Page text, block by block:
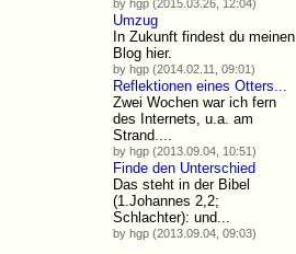
by hgp (2015.03.26, 12:04)
Umzug
In Zukunft findest du meinen
Blog hier.
by hgp (2014.02.11, 09:01)
Reflektionen eines Otters...
Zwei Wochen war ich fern
des Internets, u.a. am
Strand....
by hgp (2013.09.04, 10:51)
Finde den Unterschied
Das steht in der Bibel
(1.Johannes 2,2;
Schlachter): und...
by hgp (2013.09.04, 09:03)